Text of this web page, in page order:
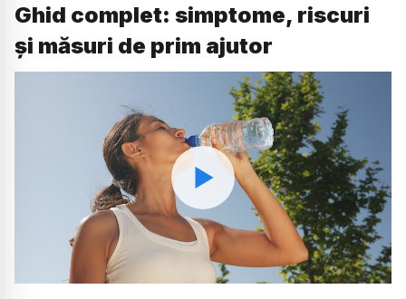
Ghid complet: simptome, riscuri
și măsuri de prim ajutor
Watch